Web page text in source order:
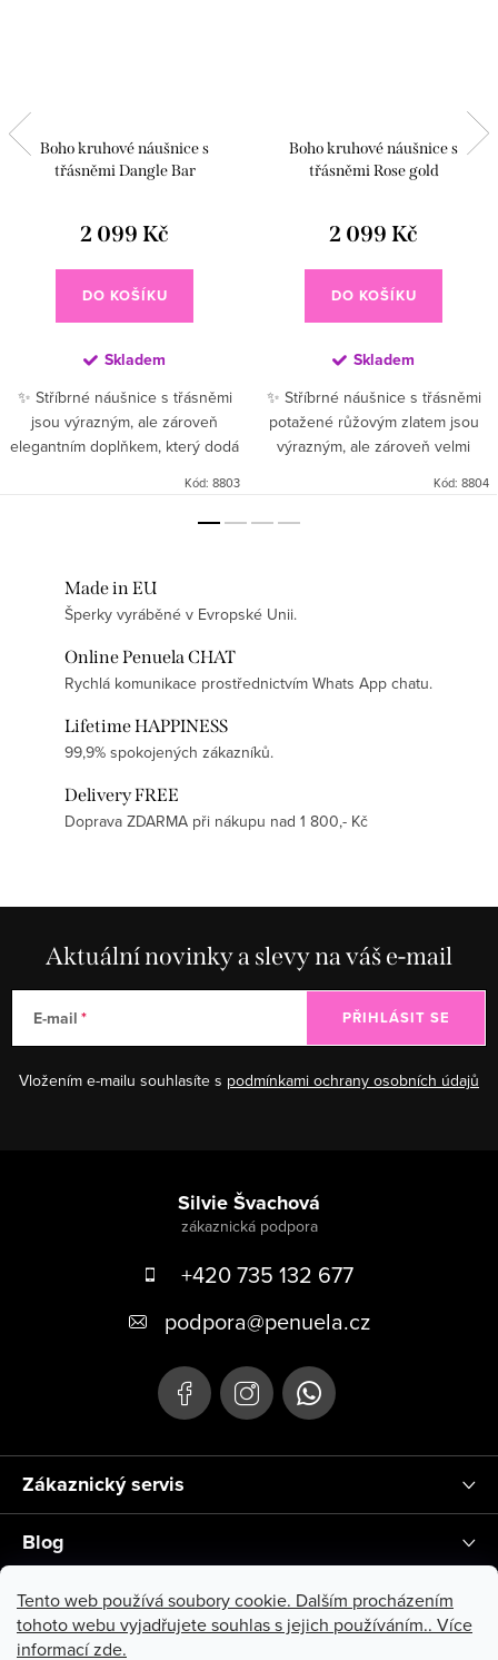
Tento web používá soubory cookie. Dalším procházením
tohoto webu vyjadřujete souhlas s jejich používáním.. Více
informacízde.
Boho kruhové náušnice s
třásněmi Dangle Bar
2 099 Kč
DO KOŠÍKU
Skladem
✨ Stříbrné náušnice s třásněmi
jsou výrazným, ale zároveň
elegantním doplňkem, který dodá
třásně krásně reagují...
Kód: 8803
Boho kruhové náušnice s
třásněmi Rose gold
2 099 Kč
DO KOŠÍKU
Skladem
✨ Stříbrné náušnice s třásněmi
potažené růžovým zlatem jsou
výrazným, ale zároveň velmi
luxusní šmrnc 🤍🌸. Jemné...
Kód: 8804
Made in EU
Šperky vyráběné v Evropské Unii.
Online Penuela CHAT
Rychlá komunikace prostřednictvím Whats App chatu.
Lifetime HAPPINESS
99,9% spokojených zákazníků.
Delivery FREE
Doprava ZDARMA při nákupu nad 1 800,- Kč
Aktuální novinky a slevy na váš e-mail
E-mail
Vložením e-mailu souhlasíte s podmínkami ochrany osobních údajů
PŘIHLÁSIT SE
Silvie Švachová
+420 735 132 677
podpora@penuela.cz
Zákaznický servis
Blog
Instagram